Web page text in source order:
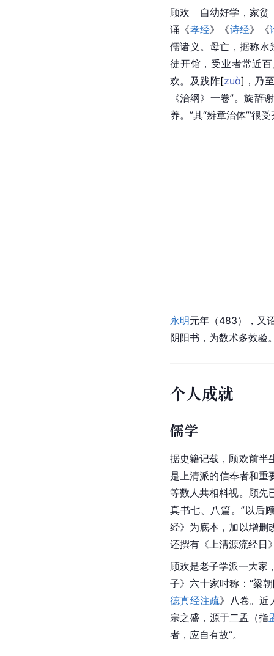
顾欢   自幼好学，家
诵《孝经》《诗经》《
儒诸义。母亡，据称
徒开馆，受业者常近
欢。及践阼[zuò] ，乃
《治纲》一卷”。旋辞
养。”其“辨章治体”’很
永明元年（483），又
阴阳书，为数术多效验
个人成就
儒学
据史籍记载，顾欢前半
是上清派的信奉者和重
等数人共相料视。顾
真书七、八篇。”以后
经》为底本，加以增删
还撰有《上清源流经日
顾欢是老子学派一大家
子》六十家时称：“梁
德真经注疏》八卷。近
宗之盛，源于二孟（指
者，应自有故”。